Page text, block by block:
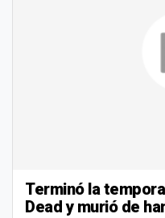
Terminó la
Dead y murió de